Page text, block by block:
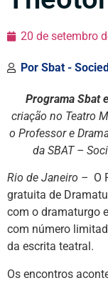
20 de setembro
Por Sbat -
Programa Sbat
criação no Teatro
o Professor e
da SBAT –
Rio de Janeiro – O
gratuita de
com o dramaturgo
com número
da escrita teatral.
Os encontros